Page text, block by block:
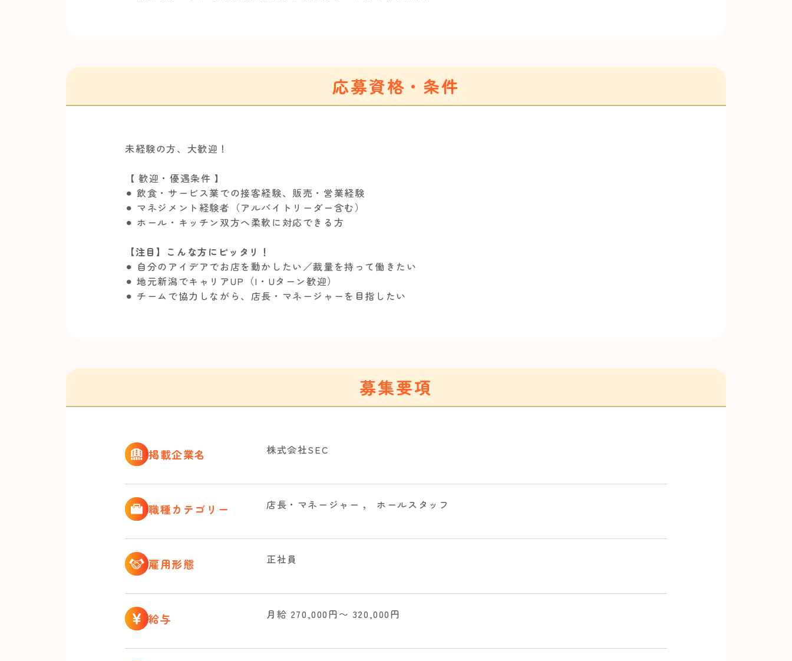
応募資格・条件
未経験の方、大歓迎！
【 歓迎・優遇条件 】
⚫︎ 飲食・サービス業での接客経験、販売・営業経験
⚫︎ マネジメント経験者（アルバイトリーダー含む）
⚫︎ ホール・キッチン双方へ柔軟に対応できる方
【注目】こんな方にピッタリ！
⚫︎ 自分のアイデアでお店を動かしたい／裁量を持って働きたい
⚫︎ 地元新潟でキャリアUP（I・Uターン歓迎）
⚫︎ チームで協力しながら、店長・マネージャーを目指したい
募集要項
掲載企業名 株式会社SEC
職種カテゴリー 店長・マネージャー ， ホールスタッフ
雇用形態 正社員
給与 月給 270,000円〜 320,000円